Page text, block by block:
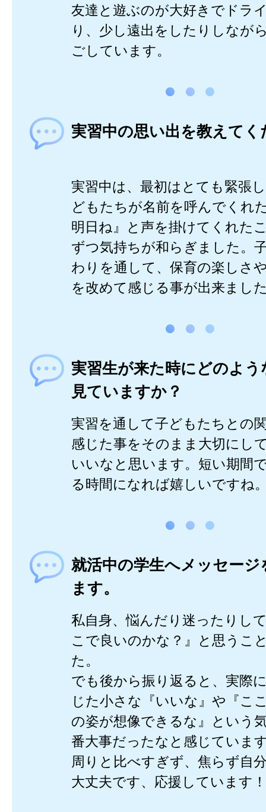
友達と遊ぶのが大好きでドラ
り、少し遠出をしたりしなが
ごしています。
実習中の思い出を教えてく
実習中は、最初はとても緊張
どもたちが名前を呼んでくれ
明日ね』と声を掛けてくれた
ずつ気持ちが和らぎました。
わりを通して、保育の楽しさ
を改めて感じる事が出来まし
実習生が来た時にどのよ
見ていますか？
実習を通して子どもたちとの
感じた事をそのまま大切にし
いいなと思います。短い期間
る時間になれば嬉しいですね
就活中の学生へメッセージ
ます。
私自身、悩んだり迷ったりし
こで良いのかな？』と思うこ
た。
でも後から振り返ると、実際
じた小さな『いいな』や『こ
の姿が想像できるな』という
番大事だったなと感じていま
周りと比べすぎず、焦らず自
大丈夫です、応援しています